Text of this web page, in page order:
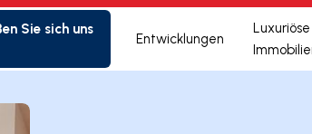
Sie sich uns
Entwicklungen
Luxuriöse